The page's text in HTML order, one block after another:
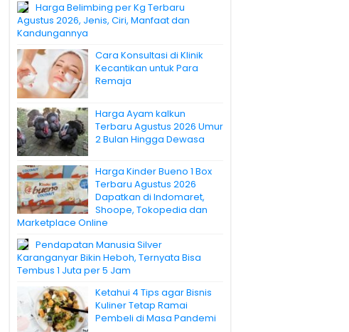
Harga Belimbing per Kg Terbaru
Agustus 2026, Jenis, Ciri, Manfaat dan
Kandungannya
Cara Konsultasi di Klinik
Kecantikan untuk Para
Remaja
Harga Ayam kalkun
Terbaru Agustus 2026 Umur
2 Bulan Hingga Dewasa
Harga Kinder Bueno 1 Box
Terbaru Agustus 2026
Dapatkan di Indomaret,
Shoope, Tokopedia dan
Marketplace Online
Pendapatan Manusia Silver
Karanganyar Bikin Heboh, Ternyata Bisa
Tembus 1 Juta per 5 Jam
Ketahui 4 Tips agar Bisnis
Kuliner Tetap Ramai
Pembeli di Masa Pandemi